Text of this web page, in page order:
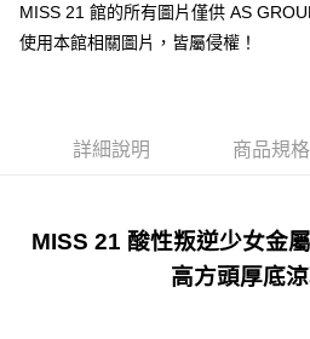
付款後全家取貨-固定運費
每筆NT$45
MISS 21 館的所有圖片僅供 AS
使用本館相關圖片，皆屬侵權！
詳細說明 商品規格
MISS 21 酸性叛逆少女金
高方頭厚底